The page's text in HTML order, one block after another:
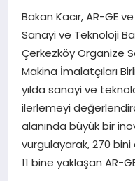
DÜNYA
MAGAZIN
Bakan Kacır, AR-GE
Sanayi ve Teknoloji
Çerkezköy Organize
Makina İmalatçıları
yılda sanayi ve
ilerlemeyi
alanında büyük bir
vurgulayarak, 270 bini
11 bine yaklaşan AR-